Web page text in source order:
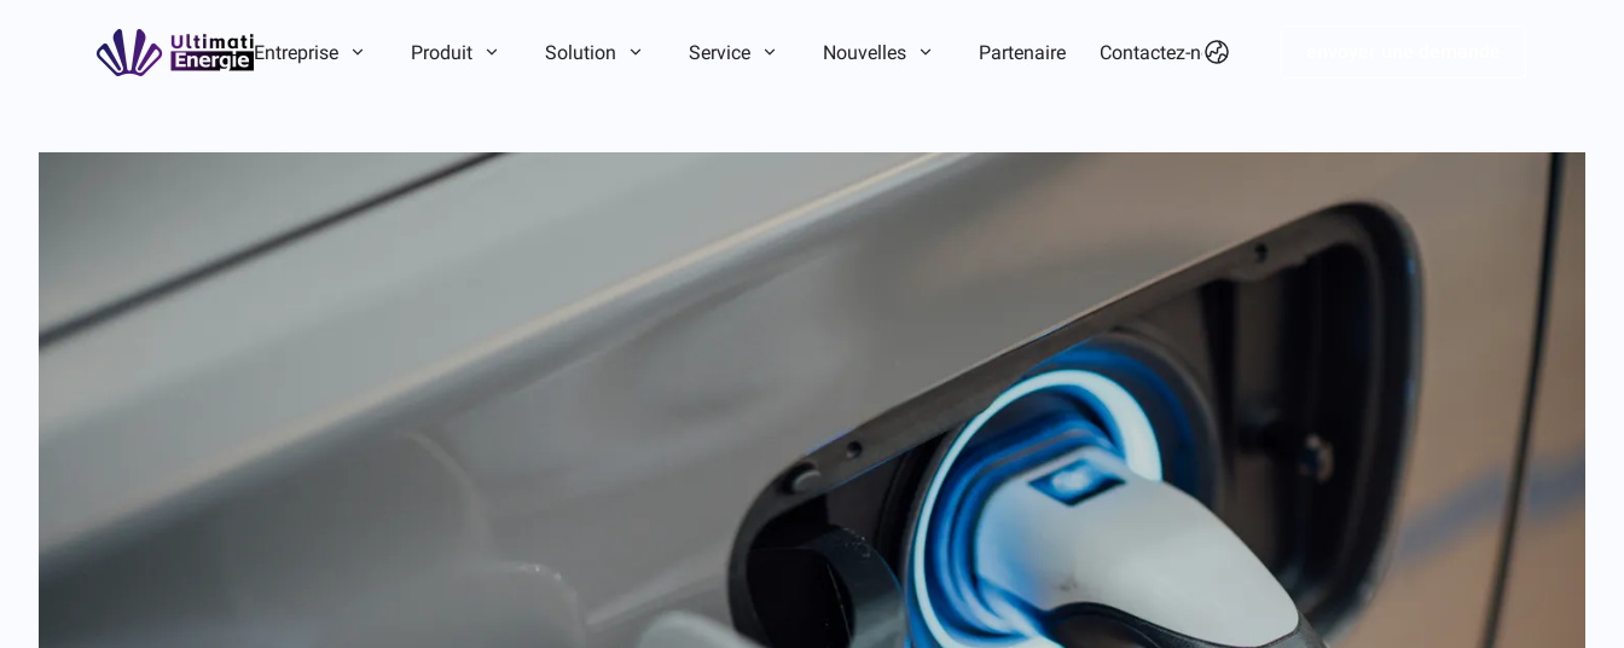
Entreprise Produit Solution Service Nouvelles Partenaire Contactez-nous
Avantage équipe/local
Histoire de la marque
Avantage équipe/local